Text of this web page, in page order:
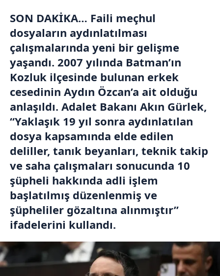
SON DAKİKA… Faili meçhul
dosyaların aydınlatılması
çalışmalarında yeni bir gelişme
yaşandı. 2007 yılında Batman’ın
Kozluk ilçesinde bulunan erkek
cesedinin Aydın Özcan’a ait olduğu
anlaşıldı. Adalet Bakanı Akın Gürlek,
“Yaklaşık 19 yıl sonra aydınlatılan
dosya kapsamında elde edilen
deliller, tanık beyanları, teknik takip
ve saha çalışmaları sonucunda 10
şüpheli hakkında adli işlem
başlatılmış düzenlenmiş ve
şüpheliler gözaltına alınmıştır”
ifadelerini kullandı.